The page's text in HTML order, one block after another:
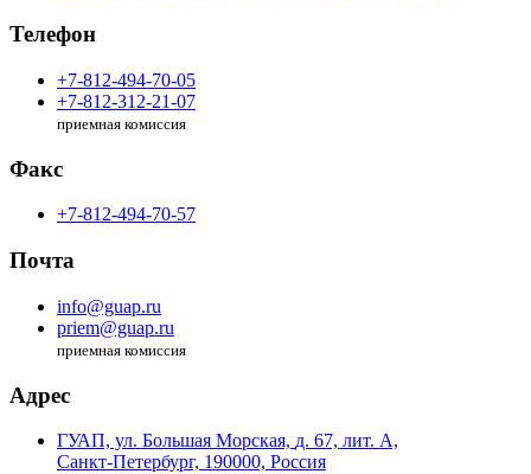
Телефон
+7-812-494-70-05
+7-812-312-21-07
приемная комиссия
Факс
+7-812-494-70-57
Почта
info@guap.ru
priem@guap.ru
приемная комиссия
Адрес
ГУАП, ул. Большая Морская, д. 67, лит. А,
Санкт-Петербург, 190000, Россия